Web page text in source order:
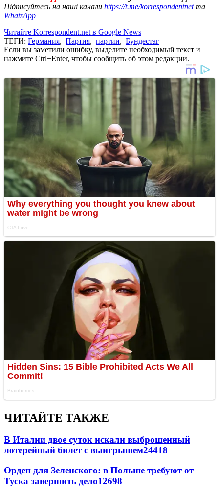
Підписуйтесь на наші канали https://t.me/korrespondentnetта
WhatsApp
Читайте Korrespondent.net в Google News
ТЕГИ: Германия, Партия, партии, Бундестаг
Если вы заметили ошибку, выделите необходимый текст и
нажмите Ctrl+Enter, чтобы сообщить об этом редакции.
ЧИТАЙТЕ ТАКЖЕ
В Италии двое суток искали выброшенный
лотерейный билет с выигрышем24418
Орден для Зеленского: в Польше требуют от
Туска завершить дело12698